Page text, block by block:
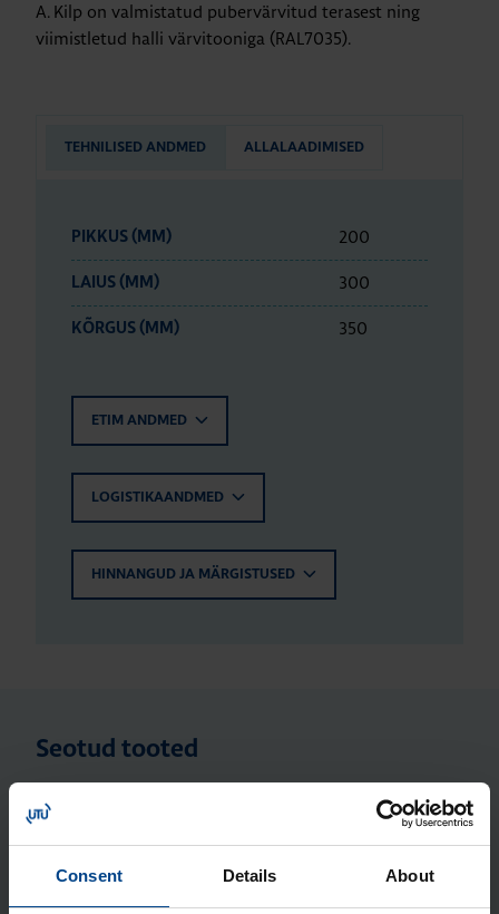
Consent Details About
A. Kilp on valmistatud pubervärvitud terasest ning
viimistletud halli värvitooniga (RAL7035).
TEHNILISED ANDMED ALLALAADIMISED
PIKKUS (MM) 200
LAIUS (MM) 300
KÕRGUS (MM) 350
ETIM ANDMED
LOGISTIKAANDMED
HINNANGUD JA MÄRGISTUSED
Seotud tooted
Metall­kesta kin­ni­tus­kõr­vad (4 tk),
Tootekood: FL85Z